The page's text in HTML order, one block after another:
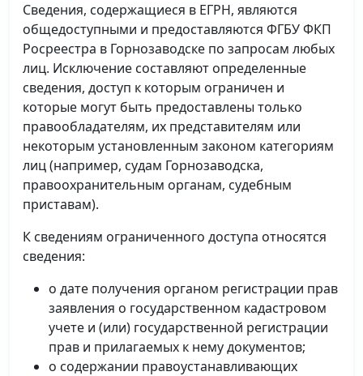
Сведения, содержащиеся в ЕГРН, являются
общедоступными и предоставляются ФГБУ ФКП
Росреестра в Горнозаводске по запросам любых
лиц. Исключение составляют определенные
сведения, доступ к которым ограничен и
которые могут быть предоставлены только
правообладателям, их представителям или
некоторым установленным законом категориям
лиц (например, судам Горнозаводска,
правоохранительным органам, судебным
приставам).
К сведениям ограниченного доступа относятся
сведения:
о дате получения органом регистрации прав
заявления о государственном кадастровом
учете и (или) государственной регистрации
прав и прилагаемых к нему документов;
о содержании правоустанавливающих